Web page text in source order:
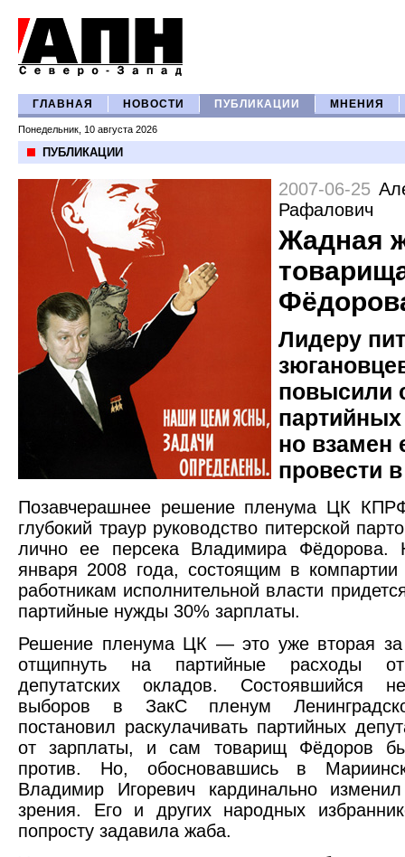
ГЛАВНАЯ НОВОСТИ ПУБЛИКАЦИИ МНЕНИЯ
Понедельник, 10 августа 2026
ПУБЛИКАЦИИ
2007-06-25
Рафалович
Жадная
Лидеру
повысили
но взамен
провести
Позавчерашнее решение пленума ЦК
глубокий траур руководство питерской
лично ее персека Владимира Фёдорова.
января 2008 года, состоящим в
работникам исполнительной власти
партийные нужды 30% зарплаты.
Решение пленума ЦК — это уже вторая за
отщипнуть на партийные расходы от
депутатских окладов. Состоявшийся
выборов в ЗакС пленум
постановил раскулачивать партийных
от зарплаты, и сам товарищ Фёдоров
против. Но, обосновавшись в
Владимир Игоревич кардинально
зрения. Его и других народных
попросту задавила жаба.